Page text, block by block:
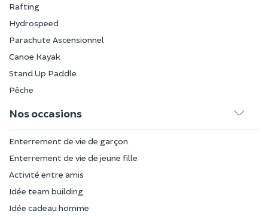
Rafting
Hydrospeed
Parachute Ascensionnel
Canoe Kayak
Stand Up Paddle
Pêche
Nos occasions
Enterrement de vie de garçon
Enterrement de vie de jeune fille
Activité entre amis
Idée team building
Idée cadeau homme